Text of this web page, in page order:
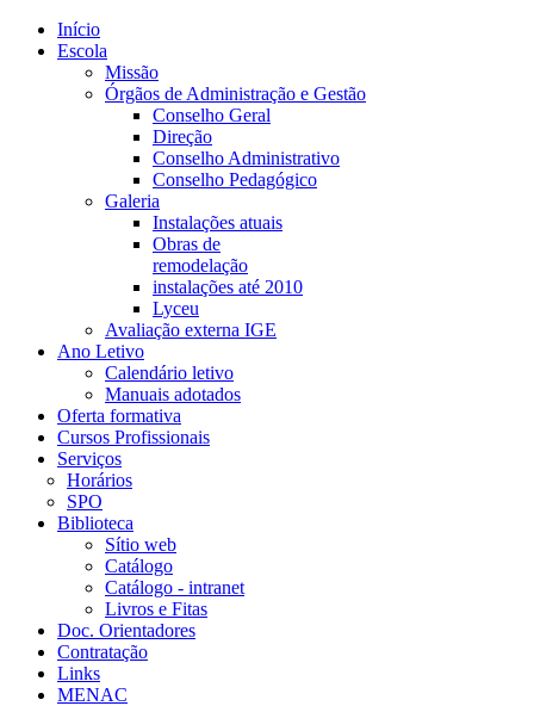
Início
Escola
Missão
Órgãos de Administração e Gestão
Conselho Geral
Direção
Conselho Administrativo
Conselho Pedagógico
Galeria
Instalações atuais
Obras de
remodelação
instalações até 2010
Lyceu
Avaliação externa IGE
Ano Letivo
Calendário letivo
Manuais adotados
Oferta formativa
Cursos Profissionais
Serviços
Horários
SPO
Biblioteca
Sítio web
Catálogo
Catálogo - intranet
Livros e Fitas
Doc. Orientadores
Contratação
Links
MENAC